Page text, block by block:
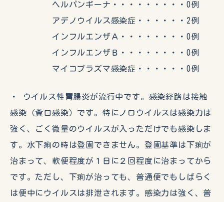
ヘルパンギーナ・・・・・・・・・0例
アデノウイルス感染症・・・・・・2例
インフルエンザＡ・・・・・・・・0例
インフルエンザＢ・・・・・・・・0例
マイコプラズマ感染症・・・・・・0例
・ ウイルス性胃腸炎が流行中です。感染経路は接触
感染（糞口感染）です。特にノロウイルスは感染力は
強く、ごく微量のウイルスが入っただけでも感染しま
す。水下痢の時は登園できません。登園基準は下痢が
治まって、軟便程度が１日に２回程度に治まってから
です。ただし、下痢が治っても、普通便でもしばらく
は便中にウイルスは排泄されます。感染力は強く、普